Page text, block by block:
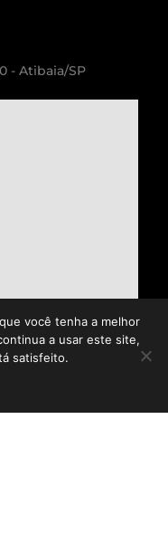
- Atibaia/SP
você tenha a melhor
a usar este site,
satisfeito.